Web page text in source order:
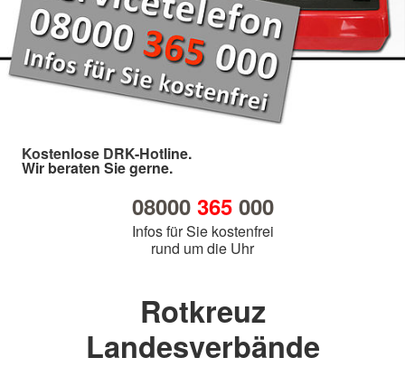
Kostenlose DRK-Hotline.
Wir beraten Sie gerne.
08000 365000
Infos für Sie kostenfrei
rund um die Uhr
Rotkreuz
Landesverbände